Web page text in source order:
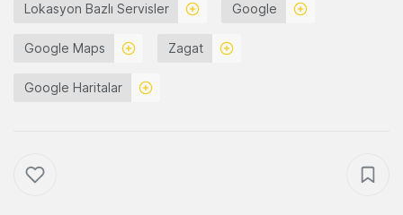
Lokasyon Bazlı Servisler Google
Google Maps Zagat
Google Haritalar